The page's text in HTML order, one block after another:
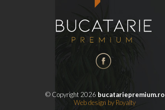
© Copyright 2026 bucatariepremium.ro
Web design by Royalty